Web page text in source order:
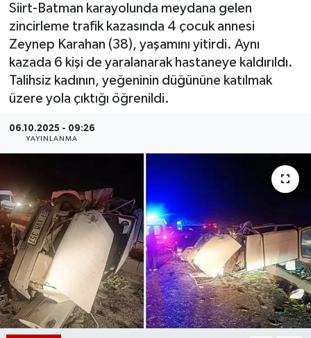
Siirt-Batman karayolunda meydana gelen
zincirleme trafik kazasında 4 çocuk annesi
Zeynep Karahan (38), yaşamını yitirdi. Aynı
kazada 6 kişi de yaralanarak hastaneye kaldırıldı.
Talihsiz kadının, yeğeninin düğününe katılmak
üzere yola çıktığı öğrenildi.
06.10.2025 - 09:26
YAYINLANMA
KÜLTÜR-SANAT
SAĞLIK-YAŞAM
Son Dakika Haberleri
Haber Arşivi